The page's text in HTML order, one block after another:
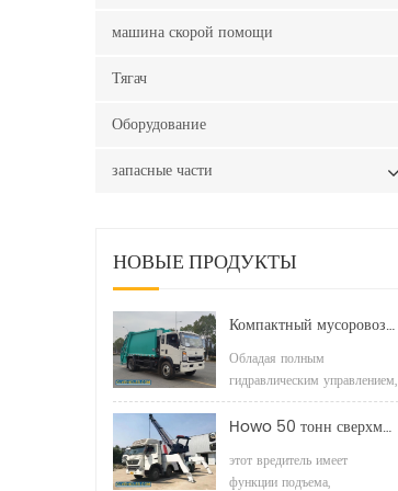
машина скорой помощи
Тягач
Оборудование
запасные части
НОВЫЕ ПРОДУКТЫ
Компактный мусоровоз HOWO LHD 4x2 160 л.с. 12 куб. м
Обладая полным
гидравлическим управлением,
он включает в себя обратный
клапан, гидравлический
двухходовые
Howo 50 тонн сверхмощный эвакуатор эвакуатор
этот вредитель имеет
функции подъема,